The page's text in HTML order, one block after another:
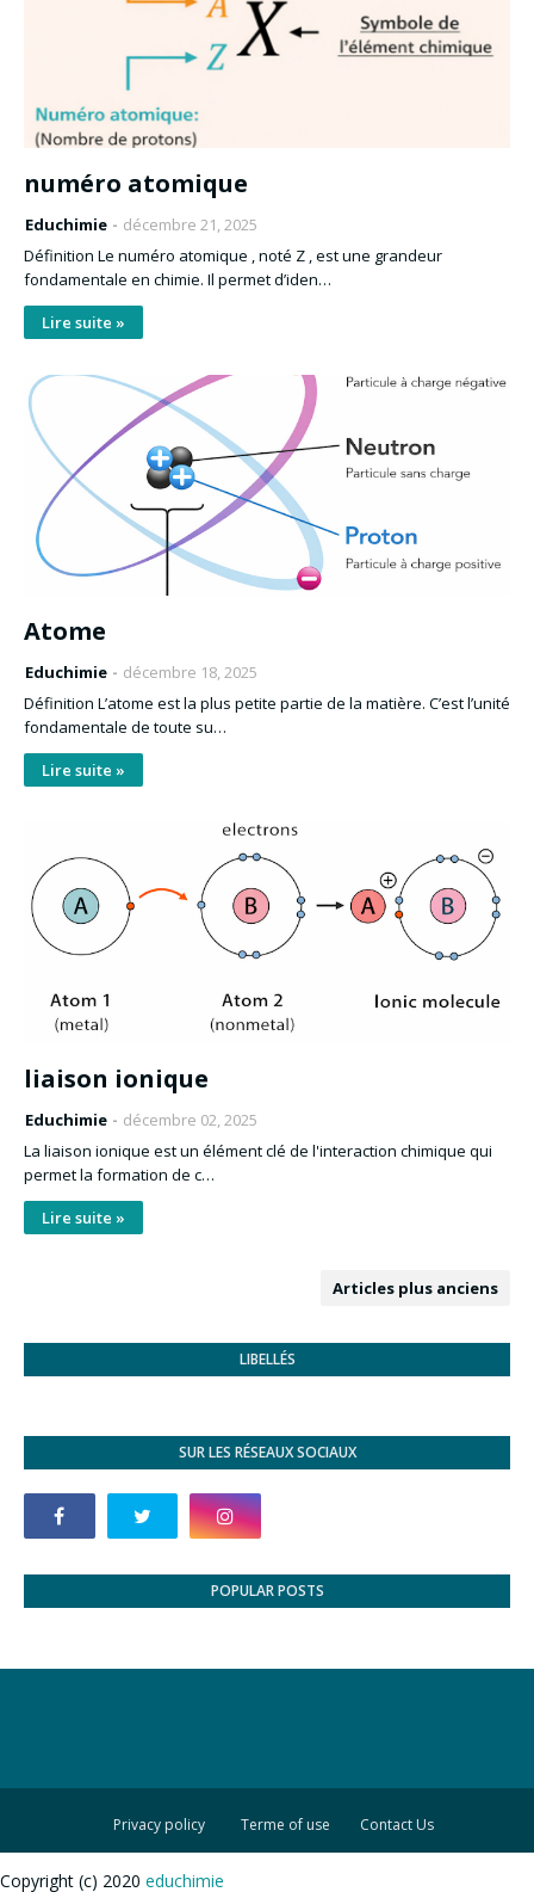
numéro atomique
Educhimie
décembre 21, 2025
Définition Le numéro atomique , noté Z , est une grandeur
fondamentale en chimie. Il permet d’iden…
Lire suite »
Atome
Educhimie
décembre 18, 2025
Définition L’atome est la plus petite partie de la matière. C’est l’unité
fondamentale de toute su…
Lire suite »
liaison ionique
Educhimie
décembre 02, 2025
La liaison ionique est un élément clé de l'interaction chimique qui
permet la formation de c…
Lire suite »
Articles plus anciens
LIBELLÉS
SUR LES RÉSEAUX SOCIAUX
POPULAR POSTS
Privacy policy Terme of use Contact Us
Copyright (c) 2020 educhimie